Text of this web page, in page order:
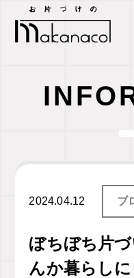
2024.04.12 ブ
ぼちぼち片
んか暮らし